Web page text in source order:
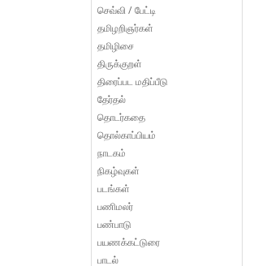
செவ்வி / பேட்டி
தமிழறிஞர்கள்
தமிழிசை
திருக்குறள்
திரைப்பட மதிப்பீடு
தேர்தல்
தொடர்கதை
தொல்காப்பியம்
நாடகம்
நிகழ்வுகள்
படங்கள்
பணிமலர்
பண்பாடு
பயணக்கட்டுரை
பாடல்